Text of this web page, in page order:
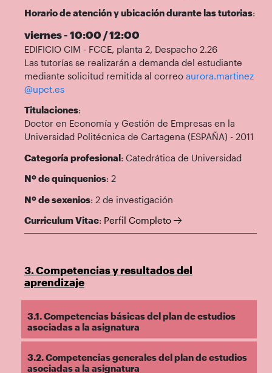
Horario de atención y ubicación durante las tutorias:
viernes - 10:00 / 12:00
EDIFICIO CIM - FCCE, planta 2, Despacho 2.26
Las tutorías se realizarán a demanda del estudiante
mediante solicitud remitida al correo aurora.martinez
@upct.es
Titulaciones:
Doctor en Economía y Gestión de Empresas en la
Universidad Politécnica de Cartagena (ESPAÑA) - 2011
Categoría profesional: Catedrática de Universidad
Nº de quinquenios: 2
Nº de sexenios: 2 de investigación
Curriculum Vitae: Perfil Completo
3. Competencias y resultados del
aprendizaje
3.1. Competencias básicas del plan de estudios
asociadas a la asignatura
3.2. Competencias generales del plan de estudios
asociadas a la asignatura